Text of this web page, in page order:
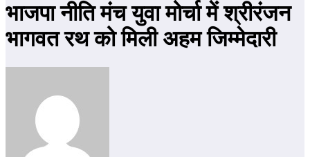
भाजपा नीति मंच युवा मोर्चा में श्रीरंजन
भागवत रथ को मिली अहम जिम्मेदारी